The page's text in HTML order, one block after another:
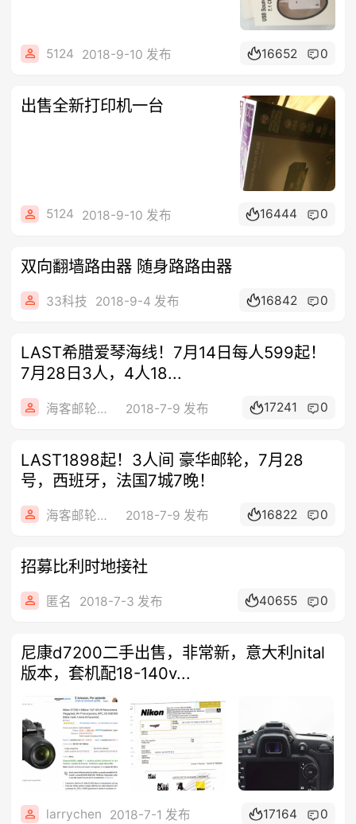
5124 2018-9-10 发布 16652 0
出售全新打印机一台
5124 2018-9-10 发布 16444 0
双向翻墙路由器 随身路路由器
33科技 2018-9-4 发布 16842 0
LAST希腊爱琴海线！7月14日每人599起！
7月28日3人，4人18...
海客邮轮旅行社 2018-7-9 发布 17241 0
LAST1898起！3人间 豪华邮轮，7月28
号，西班牙，法国7城7晚！
海客邮轮旅行社 2018-7-9 发布 16822 0
招募比利时地接社
匿名 2018-7-3 发布 40655 0
尼康d7200二手出售，非常新，意大利nital
版本，套机配18-140v...
larrychen 2018-7-1 发布 17164 0